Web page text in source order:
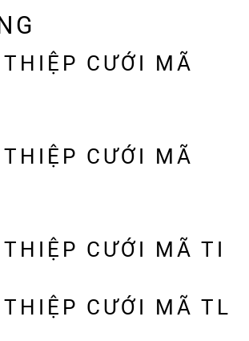
CƯỚI MÃ
CƯỚI MÃ
CƯỚI MÃ TI
CƯỚI MÃ TL